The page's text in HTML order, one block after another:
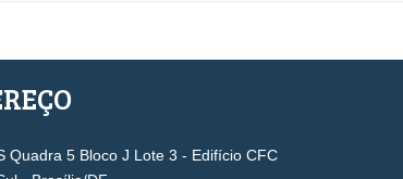
Quadra 5 Bloco J Lote 3 - Edifício CFC